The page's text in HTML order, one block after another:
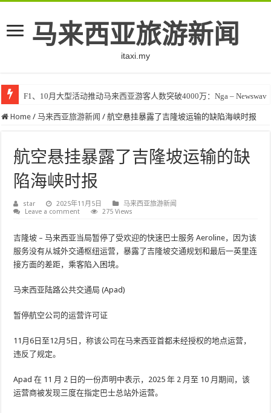
马来西亚旅游新闻
itaxi.my
F1、10月大型活动推动马来西亚游客人数突破4000万：Nga – Newswav
Home / 马来西亚旅游新闻 / 航空悬挂暴露了吉隆坡运输的缺陷海峡时报
航空悬挂暴露了吉隆坡运输的缺
陷海峡时报
star 2025年11月5日
马来西亚旅游新闻
Leave a comment
275 Views
吉隆坡 – 马来西亚当局暂停了受欢迎的快速巴士服务 Aeroline，因为该
服务没有从城外交通枢纽运营，暴露了吉隆坡交通规划和最后一英里连
接方面的差距，乘客陷入困境。
马来西亚陆路公共交通局 (Apad)
暂停航空公司的运营许可证
11月6日至12月5日，称该公司在马来西亚首都未经授权的地点运营，
违反了规定。
Apad 在 11 月 2 日的一份声明中表示，2025 年 2 月至 10 月期间，该
运营商被发现三度在指定巴士总站外运营。